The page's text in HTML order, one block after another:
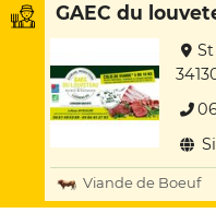
GAEC du
Viande de Boeuf